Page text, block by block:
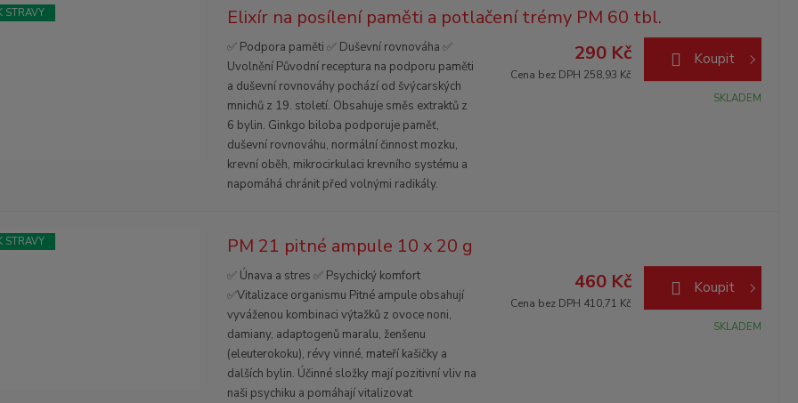
Elixír na posílení paměti a potlačení trémy PM 60 tbl.
STRAVY
✅ Podpora paměti ✅ Duševní rovnováha ✅
Uvolnění Původní receptura na podporu paměti
a duševní rovnováhy pochází od švýcarských
mnichů z 19. století. Obsahuje směs extraktů z
6 bylin. Ginkgo biloba podporuje paměť,
duševní rovnováhu, normální činnost mozku,
krevní oběh, mikrocirkulaci krevního systému a
napomáhá chránit před volnými radikály.
290 Kč
Cena bez DPH 258,93 Kč
Koupit
SKLADEM
PM 21 pitné ampule 10 x 20 g
STRAVY
✅ Únava a stres ✅ Psychický komfort
✅Vitalizace organismu Pitné ampule obsahují
vyváženou kombinaci výtažků z ovoce noni,
damiany, adaptogenů maralu, ženšenu
(eleuterokoku), révy vinné, mateří kašičky a
dalších bylin. Účinné složky mají pozitivní vliv na
naši psychiku a pomáhají vitalizovat
460 Kč
Cena bez DPH 410,71 Kč
Koupit
SKLADEM